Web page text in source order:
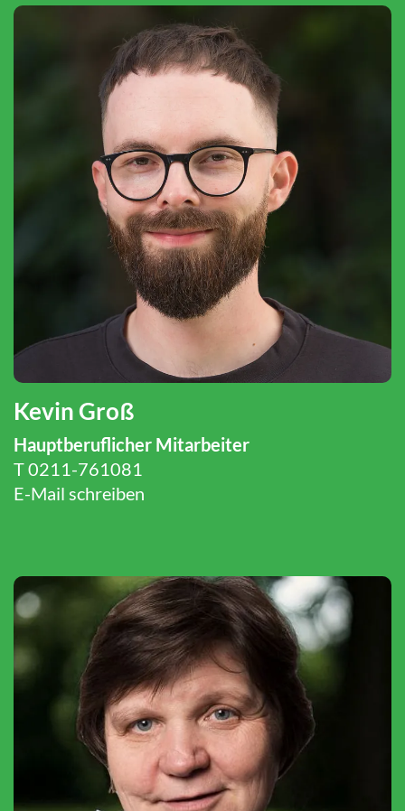
Kevin Groß
Hauptberuflicher Mitarbeiter
T 0211-761081
E-Mail schreiben